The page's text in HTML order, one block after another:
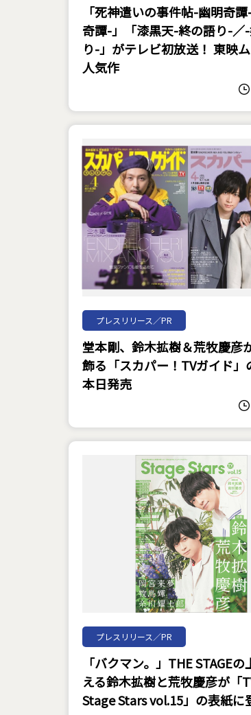
「死神遣いの事件帖-幽明奇
奇譚-」「漆黒天-終の語り-／
り-」がテレビ初放送！ 東映
人気作
プレスリリース／PR
堂本剛、鈴木拡樹＆荒牧慶彦
飾る「スカパー！TVガイド」
本日発売
プレスリリース／PR
「バクマン。」THE STAGE
える鈴木拡樹と荒牧慶彦が「
Stage Stars vol.15」の表紙に